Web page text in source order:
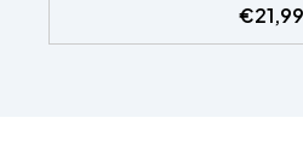
inizia. Sempre lucida:
brillante e uniforme in
€21,99